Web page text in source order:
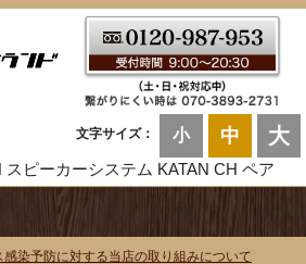
文字サイズ： 小 中 大
スピーカーシステム KATAN CH ペア
感染予防に対する当店の取り組みについて